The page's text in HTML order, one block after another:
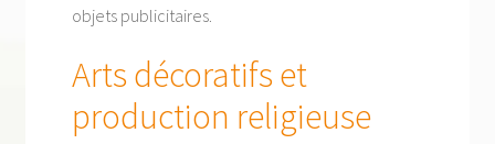
objets publicitaires.
Arts décoratifs et
production religieuse